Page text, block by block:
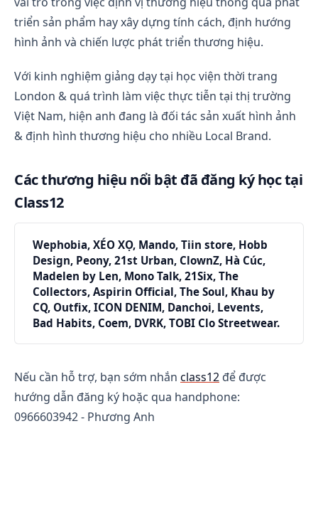
triển sản phẩm hay xây dựng tính cách, định hướng
hình ảnh và chiến lược phát triển thương hiệu.
Với kinh nghiệm giảng dạy tại học viện thời trang
London & quá trình làm việc thực tiễn tại thị trường
Việt Nam, hiện anh đang là đối tác sản xuất hình ảnh
& định hình thương hiệu cho nhiều Local Brand.
Các thương hiệu nổi bật đã đăng ký học tại
Class12
Wephobia, XÉO XỌ, Mando, Tiin store, Hobb
Design, Peony, 21st Urban, ClownZ, Hà Cúc,
Madelen by Len, Mono Talk, 21Six, The
Collectors, Aspirin Official, The Soul, Khau by
CQ, Outfix, ICON DENIM, Danchoi, Levents,
Bad Habits, Coem, DVRK, TOBI Clo Streetwear.
Nếu cần hỗ trợ, bạn sớm nhắn class12 để được
hướng dẫn đăng ký hoặc qua handphone:
0966603942 - Phương Anh